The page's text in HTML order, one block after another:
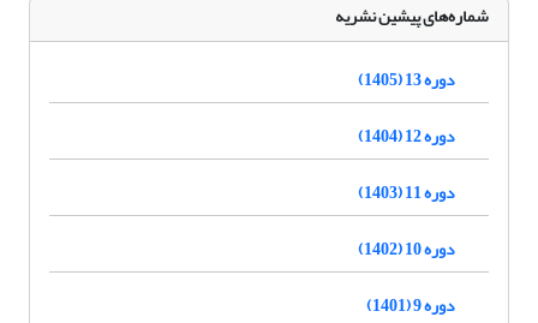
شماره‌های پیشین نشریه
دوره 13 (1405)
دوره 12 (1404)
دوره 11 (1403)
دوره 10 (1402)
دوره 9 (1401)